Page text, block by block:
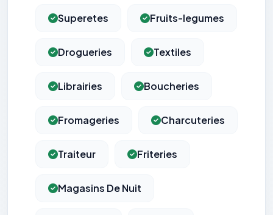
Superetes Fruits-legumes
Drogueries Textiles
Librairies Boucheries
Fromageries Charcuteries
Traiteur Friteries
Magasins De Nuit